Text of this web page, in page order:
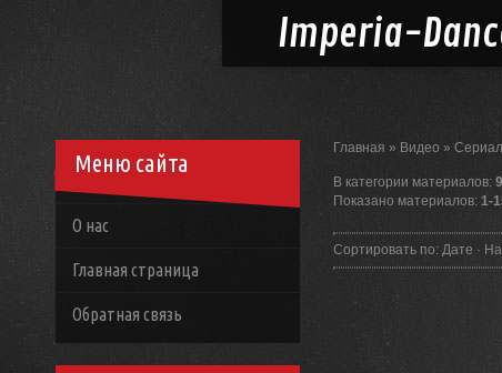
Imperia-
Главная » Видео »
В категории материалов:
Показано материалов: 1-
Сортировать по: Дате ·
Меню сайта
О нас
Главная страница
Обратная связь